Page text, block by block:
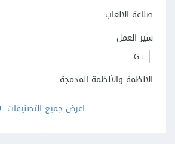
صناعة الألعاب
سير العمل
Git
الأنظمة والأنظمة المدمجة
اعرض جميع التصنيفات